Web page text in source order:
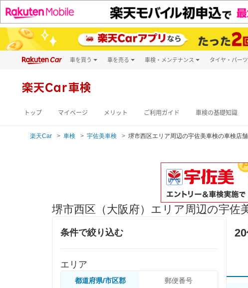
車を買う
新車
車を売る 車検・メンテナンス タイヤ・パー
楽天Car車検
トップ マイページ メリット ご利用ガイド 車検の基礎知識
楽天Car 車検 宇佐美車検 堺市西区エリア周辺の宇佐美車検の車検店
堺市西区（大阪府）エリア周辺の宇佐
条件で絞り込む
エリア
都道府県/市区郡 郵便番号